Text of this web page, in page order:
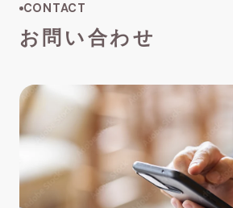
CONTACT
お問い合わせ